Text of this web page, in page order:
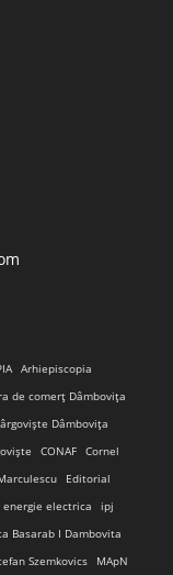
Arhiepiscopia
de comerț Dâmbovița
Dâmbovița
CONAF
Cornel
Editorial
electrica
ipj
Basarab I Dambovita
Szemkovics MApN